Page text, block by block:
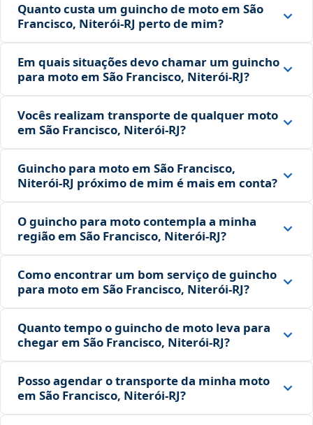
Quanto custa um guincho de moto em São
Francisco, Niterói‑RJ perto de mim?
Em quais situações devo chamar um guincho
para moto em São Francisco, Niterói‑RJ?
Vocês realizam transporte de qualquer moto
em São Francisco, Niterói‑RJ?
Guincho para moto em São Francisco,
Niterói‑RJ próximo de mim é mais em conta?
O guincho para moto contempla a minha
região em São Francisco, Niterói‑RJ?
Como encontrar um bom serviço de guincho
para moto em São Francisco, Niterói‑RJ?
Quanto tempo o guincho de moto leva para
chegar em São Francisco, Niterói‑RJ?
Posso agendar o transporte da minha moto
em São Francisco, Niterói‑RJ?